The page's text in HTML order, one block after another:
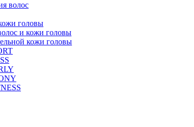
волос
головы
и кожи головы
кожи головы